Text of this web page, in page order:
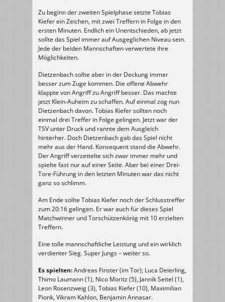
Zu beginn der zweiten Spielphase setzte Tobias
Kiefer ein Zeichen, mit zwei Treffern in Folge in den
ersten Minuten. Endlich ein Unentschieden, ab jetzt
sollte das Spiel immer auf Ausgeglichen Niveau sein.
Jede der beiden Mannschaften verwertete ihre
Möglichkeiten.
Dietzenbach sollte aber in der Deckung immer
besser zum Zuge kommen. Die offene Abwehr
klappte von Angriff zu Angriff besser. Das machte
jetzt Klein-Auheim zu schaffen. Auf einmal zog nun
Dietzenbach davon. Tobias Kiefer sollten noch
einmal drei Treffer in Folge gelingen. Jetzt war der
TSV unter Druck und rannte dem Ausgleich
hinterher. Doch Dietzenbach gab das Spiel nicht
mehr aus der Hand. Konsequent stand die Abwehr.
Der Angriff verzettelte sich zwar immer mehr und
spielte fast nur auf einer Seite. Aber bei einer Drei-
Tore-Führung in den letzten Minuten war das nicht
ganz so schlimm.
Am Ende sollte Tobias Kiefer noch der Schlusstreffer
zum 20:16 gelingen. Er war auch für dieses Spiel
Matchwinner und Torschützenkönig mit 10 erzielten
Treffern.
Eine tolle mannschaftliche Leistung und ein wirklich
verdienter Sieg. Super Jungs – weiter so.
Es spielten:Andreas Finster (im Tor); Luca Deierling,
Thimo Laumann (1), Nico Moritz (5), Jannik Seitel (1),
Leon Rosenzweig (3), Tobias Kiefer (10), Maximilian
Pionk, Vikram Kahlon, Benjamin Annasar.